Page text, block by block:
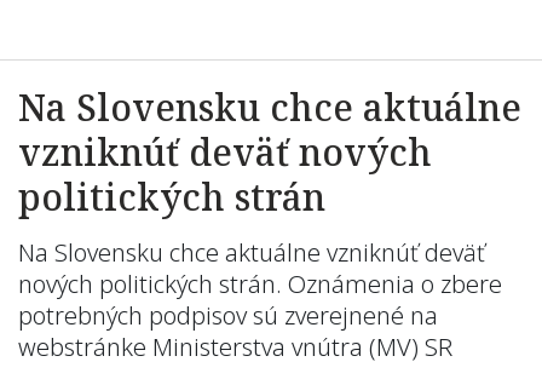
Na Slovensku chce aktuálne
vzniknúť deväť nových
politických strán
Na Slovensku chce aktuálne vzniknúť deväť
nových politických strán. Oznámenia o zbere
potrebných podpisov sú zverejnené na
webstránke Ministerstva vnútra (MV) SR